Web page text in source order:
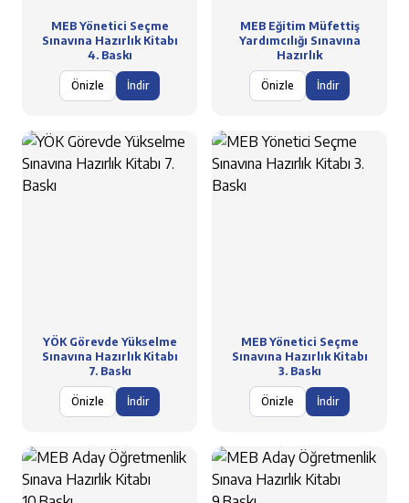
MEB Yönetici Seçme
Sınavına Hazırlık Kitabı
4. Baskı
Önizle İndir
MEB Eğitim Müfettiş
Yardımcılığı Sınavına
Hazırlık
Önizle İndir
YÖK Görevde Yükselme
Sınavına Hazırlık Kitabı
7. Baskı
Önizle İndir
MEB Yönetici Seçme
Sınavına Hazırlık Kitabı
3. Baskı
Önizle İndir